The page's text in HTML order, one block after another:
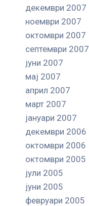
декември 2007
ноември 2007
октомври 2007
септември 2007
јуни 2007
мај 2007
април 2007
март 2007
јануари 2007
декември 2006
октомври 2006
октомври 2005
јули 2005
јуни 2005
февруари 2005